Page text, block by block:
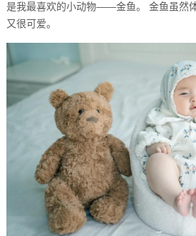
是我最喜欢的小动物——金鱼。 金鱼虽然
又很可爱。